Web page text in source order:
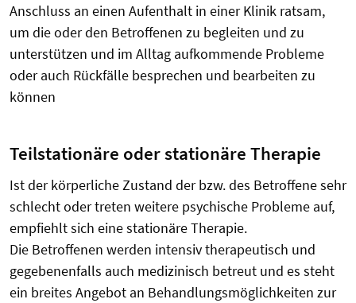
Anschluss an einen Aufenthalt in einer Klinik ratsam,
um die oder den Betroffenen zu begleiten und zu
unterstützen und im Alltag aufkommende Probleme
oder auch Rückfälle besprechen und bearbeiten zu
können
Teilstationäre oder stationäre Therapie
Ist der körperliche Zustand der bzw. des Betroffene sehr
schlecht oder treten weitere psychische Probleme auf,
empfiehlt sich eine stationäre Therapie.
Die Betroffenen werden intensiv therapeutisch und
gegebenenfalls auch medizinisch betreut und es steht
ein breites Angebot an Behandlungsmöglichkeiten zur